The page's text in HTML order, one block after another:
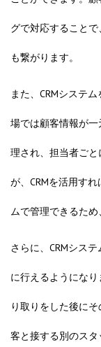
グで対応すること
も繋がります。
また、CRMシステ
場では顧客情報が
理され、担当者ご
が、CRMを活用す
ムで管理できるため
さらに、CRMシス
に行えるようにな
り取りをした後に
客と接する別のス